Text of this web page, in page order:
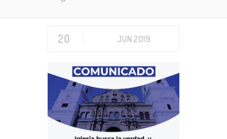
20 JUN 2019